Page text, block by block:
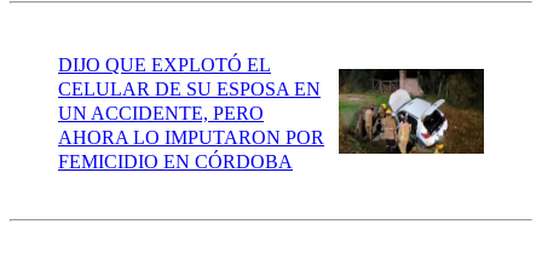
DIJO QUE EXPLOTÓ EL
CELULAR DE SU ESPOSA EN
UN ACCIDENTE, PERO
AHORA LO IMPUTARON POR
FEMICIDIO EN CÓRDOBA